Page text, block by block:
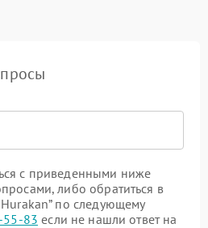
с приведенными ниже
либо обратиться в
по следующему
55-83 если не нашли ответ на